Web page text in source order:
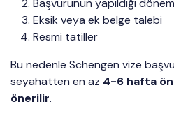
Başvurunun yapıldığı dönem
Eksik veya ek belge talebi
Resmi tatiller
Bu nedenle Schengen vize
seyahatten en az 4-6 hafta
önerilir.